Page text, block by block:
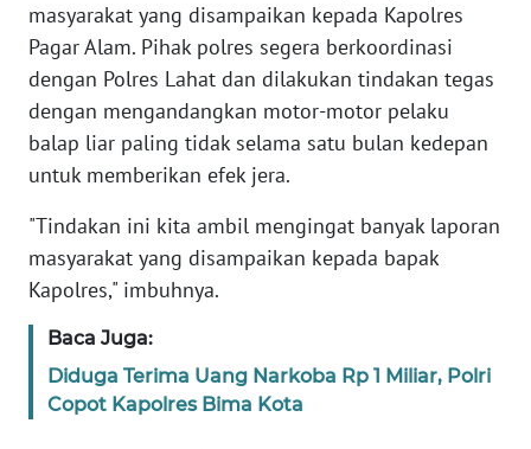
masyarakat yang disampaikan kepada Kapolres
Pagar Alam. Pihak polres segera berkoordinasi
dengan Polres Lahat dan dilakukan tindakan tegas
dengan mengandangkan motor-motor pelaku
balap liar paling tidak selama satu bulan kedepan
untuk memberikan efek jera.
"Tindakan ini kita ambil mengingat banyak laporan
masyarakat yang disampaikan kepada bapak
Kapolres," imbuhnya.
Baca Juga:
Diduga Terima Uang Narkoba Rp 1 Miliar, Polri
Copot Kapolres Bima Kota
WN
SULTRA
WN
NTB
SULTENG
WN
WN
BABEL